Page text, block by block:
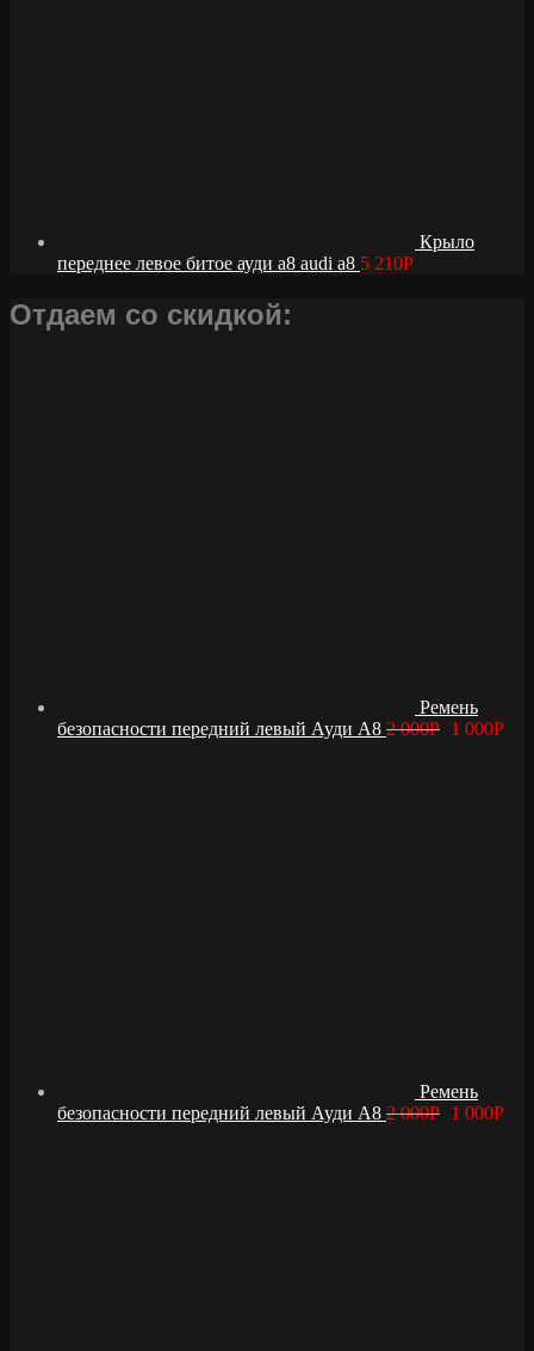
Крыло
переднее левое битое ауди а8 audi a8 5 210Р
Отдаем со скидкой:
Ремень
безопасности передний левый Ауди А8 2 000Р 1 000Р
Ремень
безопасности передний левый Ауди А8 2 000Р 1 000Р